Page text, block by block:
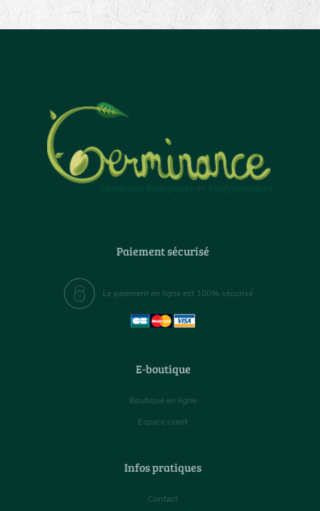
Paiement sécurisé
Le paiement en ligne est 100% sécurisé
E-boutique
Boutique en ligne
Espace client
Infos pratiques
Contact